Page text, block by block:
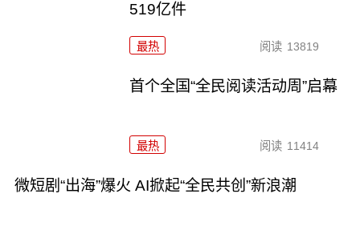
519亿件
最热 阅读 13819
首个全国“全民阅读活动周”启幕
最热 阅读 11414
微短剧“出海”爆火 AI掀起“全民共创”新浪潮